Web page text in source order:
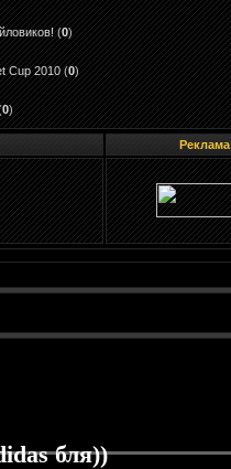
(0)
Cup 2010 (0)
0)
Реклама
бля))